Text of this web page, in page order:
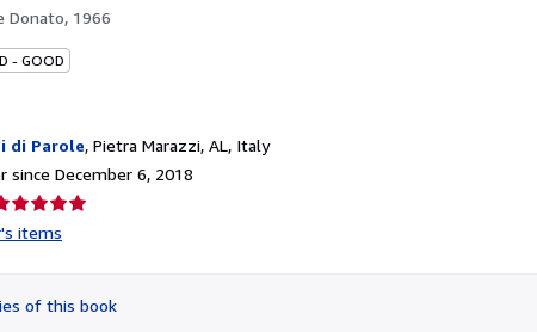
Donato, 1966
- GOOD
di Parole, Pietra Marazzi, AL, Italy
since December 6, 2018
rating
of
items
of this book